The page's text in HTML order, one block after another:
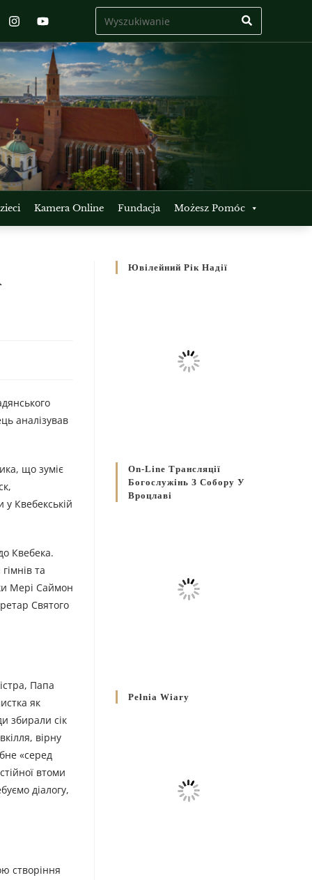
Kamera Online Fundacja Możesz Pomóc
аналізував
що зуміє
Квебекській
Квебека.
та
Мері Саймон
Святого
Папа
як
збирали сік
вірну
«серед
втоми
діалогу,
створіння
Ювілейний Рік Надії
On-Line Трансляції
Богослужінь З Собору У
Вроцлаві
Pełnia Wiary